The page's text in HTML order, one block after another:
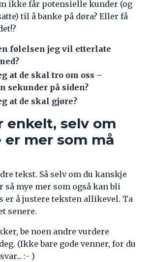
ikke får potensielle kunder (og
til å banke på døra? Eller få
følelsen jeg vil etterlate
at de skal tro om oss –
sekunder på siden?
at de skal gjøre?
enkelt, selv om
mer som må
tekst. Så selv om du kanskje
så mye mer som også kan bli
er å justere teksten allikevel. Ta
senere.
be noen andre vurdere
(Ikke bare gode venner, for du
:- )